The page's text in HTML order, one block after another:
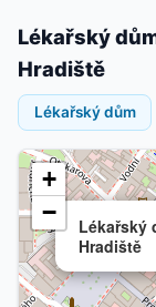
Lékařský
Hradiště
Lékařský dům
Lékařský
Hradiště
+
−